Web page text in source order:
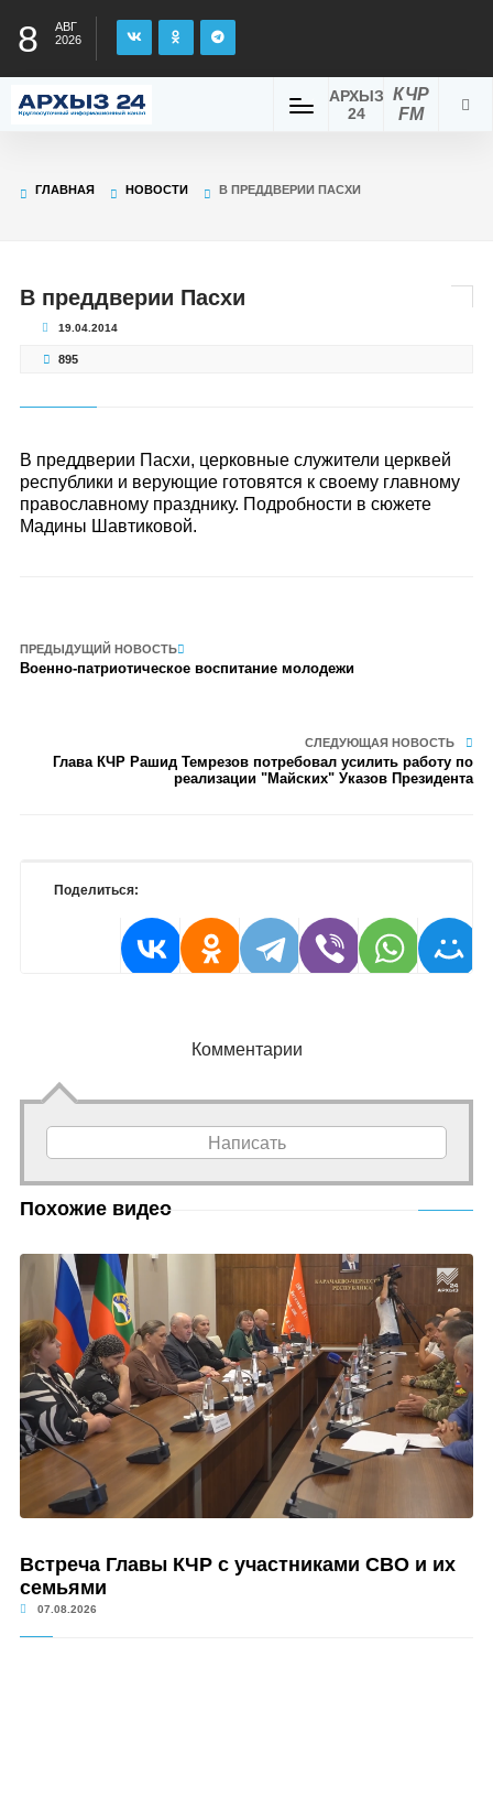
8
АВГ
2026
КЧР
FM
АРХЫЗ
24
ГЛАВНАЯ НОВОСТИ В ПРЕДДВЕРИИ ПАСХИ
В преддверии Пасхи
19.04.2014
895
В преддверии Пасхи, церковные служители церквей
республики и верующие готовятся к своему главному
православному празднику. Подробности в сюжете
Мадины Шавтиковой.
ПРЕДЫДУЩИЙ НОВОСТЬ
Военно-патриотическое воспитание молодежи
СЛЕДУЮЩАЯ НОВОСТЬ
Глава КЧР Рашид Темрезов потребовал усилить работу по
реализации "Майских" Указов Президента
Поделиться:
Комментарии
Написать
Похожие видео
Встреча Главы КЧР с участниками СВО и их
семьями
07.08.2026